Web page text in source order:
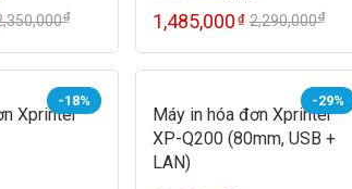
₫ 1,485,000₫ 2,290,000₫
-18%
Xprinter
-29%
Máy in hóa đơn Xprinter
XP-Q200 (80mm, USB +
LAN)